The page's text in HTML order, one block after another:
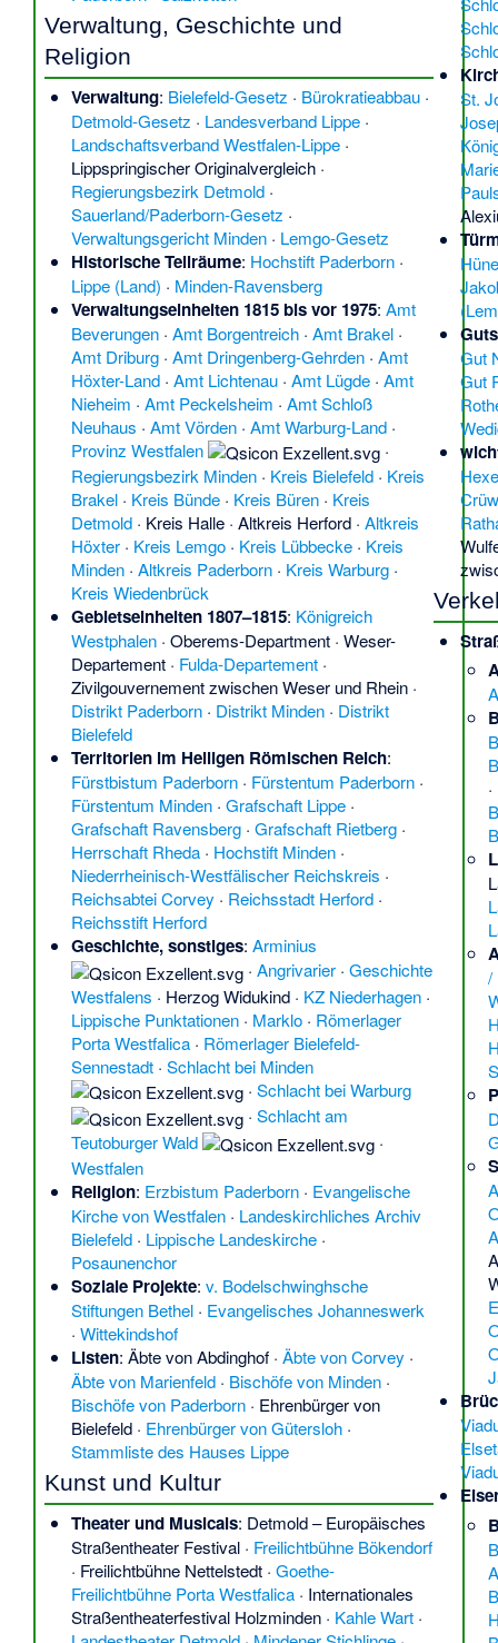
Verwaltung, Geschichte und
Religion
Verwaltung: Bielefeld-Gesetz · Bürokratieabbau ·
Detmold-Gesetz · Landesverband Lippe ·
Landschaftsverband Westfalen-Lippe ·
Lippspringischer Originalvergleich ·
Regierungsbezirk Detmold ·
Sauerland/Paderborn-Gesetz ·
Verwaltungsgericht Minden · Lemgo-Gesetz
Historische Teilräume: Hochstift Paderborn ·
Lippe (Land) · Minden-Ravensberg
Verwaltungseinheiten 1815 bis vor 1975:Amt
Beverungen ·Amt Borgentreich ·Amt Brakel ·
Amt Driburg ·Amt Dringenberg-Gehrden ·Amt
Höxter-Land ·Amt Lichtenau ·Amt Lügde ·Amt
Nieheim ·Amt Peckelsheim ·Amt Schloß
Neuhaus ·Amt Vörden ·Amt Warburg-Land ·
Provinz Westfalen
·
Regierungsbezirk Minden · Kreis Bielefeld · Kreis
Brakel · Kreis Bünde · Kreis Büren · Kreis
Detmold · Kreis Halle ·Altkreis Herford ·Altkreis
Höxter · Kreis Lemgo · Kreis Lübbecke · Kreis
Minden ·Altkreis Paderborn · Kreis Warburg ·
Kreis Wiedenbrück
Gebietseinheiten 1807–1815: Königreich
Westphalen ·Oberems-Department ·Weser-
Departement · Fulda-Departement ·
Zivilgouvernement zwischen Weser und Rhein ·
Distrikt Paderborn · Distrikt Minden · Distrikt
Bielefeld
Territorien im Heiligen Römischen Reich:
Fürstbistum Paderborn · Fürstentum Paderborn ·
Fürstentum Minden ·Grafschaft Lippe ·
Grafschaft Ravensberg ·Grafschaft Rietberg ·
Herrschaft Rheda · Hochstift Minden ·
Niederrheinisch-Westfälischer Reichskreis ·
Reichsabtei Corvey · Reichsstadt Herford ·
Reichsstift Herford
Geschichte, sonstiges:Arminius
·Angrivarier ·Geschichte
Westfalens · Herzog Widukind · KZ Niederhagen ·
Lippische Punktationen · Marklo · Römerlager
Porta Westfalica · Römerlager Bielefeld-
Sennestadt ·Schlacht bei Minden
·Schlacht bei Warburg
·Schlacht am
Teutoburger Wald
·
Westfalen
Religion: Erzbistum Paderborn · Evangelische
Kirche von Westfalen · Landeskirchliches Archiv
Bielefeld · Lippische Landeskirche ·
Posaunenchor
Soziale Projekte:v. Bodelschwinghsche
Stiftungen Bethel · Evangelisches Johanneswerk
·Wittekindshof
Listen:Äbte von Abdinghof ·Äbte von Corvey ·
Äbte von Marienfeld · Bischöfe von Minden ·
Bischöfe von Paderborn · Ehrenbürger von
Bielefeld · Ehrenbürger von Gütersloh ·
Stammliste des Hauses Lippe
Kunst und Kultur
Theater und Musicals: Detmold – Europäisches
Straßentheater Festival · Freilichtbühne Bökendorf
· Freilichtbühne Nettelstedt ·Goethe-
Freilichtbühne Porta Westfalica · Internationales
Straßentheaterfestival Holzminden · Kahle Wart ·
St.
Gut
Gut
·
/